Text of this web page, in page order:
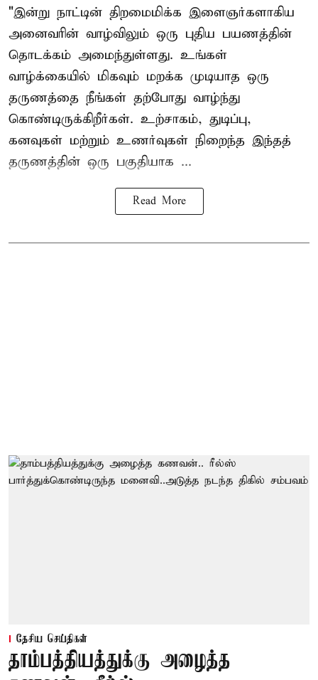
"இன்று நாட்டின் திறமைமிக்க இளைஞர்களாகிய
அனைவரின் வாழ்விலும் ஒரு புதிய பயணத்தின்
தொடக்கம் அமைந்துள்ளது. உங்கள்
வாழ்க்கையில் மிகவும் மறக்க முடியாத ஒரு
தருணத்தை நீங்கள் தற்போது வாழ்ந்து
கொண்டிருக்கிறீர்கள். உற்சாகம், துடிப்பு,
கனவுகள் மற்றும் உணர்வுகள் நிறைந்த இந்தத்
தருணத்தின் ஒரு பகுதியாக ...
Read More
தேசிய செய்திகள்
தாம்பத்தியத்துக்கு அழைத்த